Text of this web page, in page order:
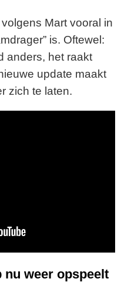
volgens Mart vooral in
is. Oftewel:
anders, het raakt
update maakt
zich te laten.
nu weer opspeelt